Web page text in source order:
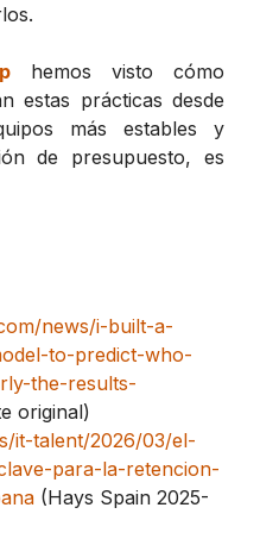
hemos visto cómo
estas prácticas desde
más estables y
de presupuesto, es
news/i-built-a-
to-predict-who-
the-results-
original)
it-talent/2026/03/el-
para-la-retencion-
(Hays Spain 2025-